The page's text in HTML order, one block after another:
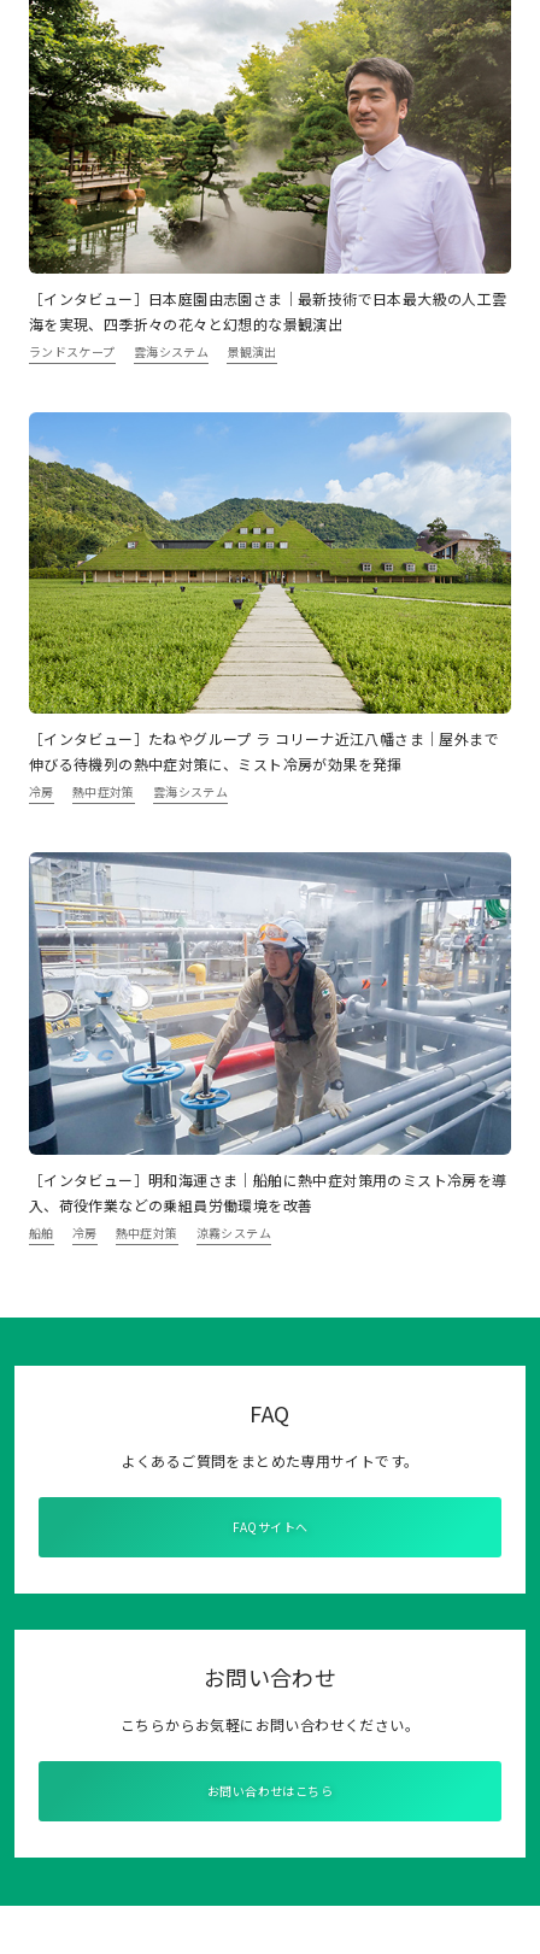
［インタビュー］日本庭園由志園さま｜最新技術で日本最大級の人工雲
海を実現、四季折々の花々と幻想的な景観演出
ランドスケープ 雲海システム 景観演出
［インタビュー］たねやグループ ラ コリーナ近江八幡さま｜屋外まで
伸びる待機列の熱中症対策に、ミスト冷房が効果を発揮
冷房 熱中症対策 雲海システム
［インタビュー］明和海運さま｜船舶に熱中症対策用のミスト冷房を導
入、荷役作業などの乗組員労働環境を改善
船舶 冷房 熱中症対策 涼霧システム
FAQ
よくあるご質問をまとめた専用サイトです。
FAQサイトへ
お問い合わせ
こちらからお気軽にお問い合わせください。
お問い合わせはこちら